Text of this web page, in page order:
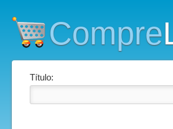
Compre
Título: